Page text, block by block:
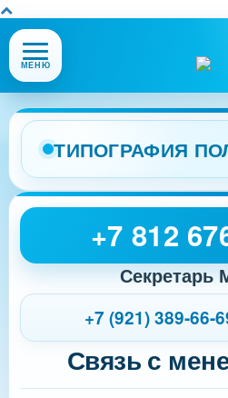
Открыть
или
меню
сайта
МЕНЮ
ТИПОГРАФИЯ
+7 812
Секретарь
+7 (921) 389-66-
Связь с